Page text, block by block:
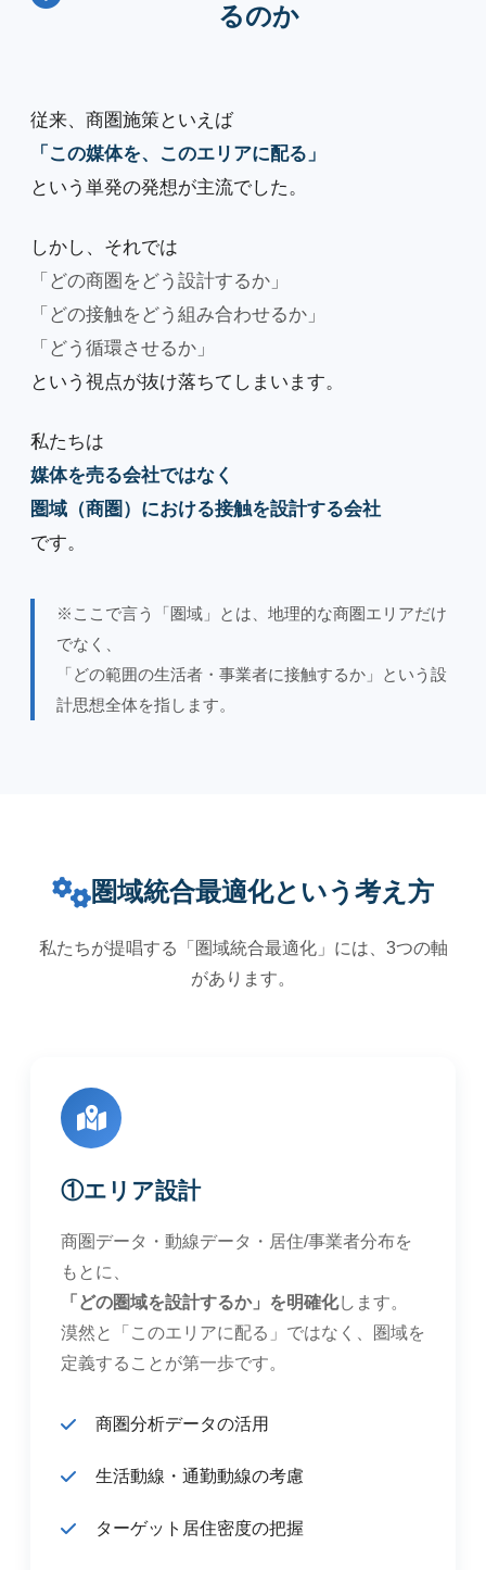
るのか
従来、商圏施策といえば
「この媒体を、このエリアに配る」
という単発の発想が主流でした。
しかし、それでは
「どの商圏をどう設計するか」
「どの接触をどう組み合わせるか」
「どう循環させるか」
という視点が抜け落ちてしまいます。
私たちは
媒体を売る会社ではなく
圏域（商圏）における接触を設計する会社
です。
※ここで言う「圏域」とは、地理的な商圏エリアだけ
でなく、
「どの範囲の生活者・事業者に接触するか」という設
計思想全体を指します。
圏域統合最適化という考え方
私たちが提唱する「圏域統合最適化」には、3つの軸
があります。
①エリア設計
商圏データ・動線データ・居住/事業者分布を
もとに、
「どの圏域を設計するか」を明確化します。
漠然と「このエリアに配る」ではなく、圏域を
定義することが第一歩です。
商圏分析データの活用
生活動線・通勤動線の考慮
ターゲット居住密度の把握